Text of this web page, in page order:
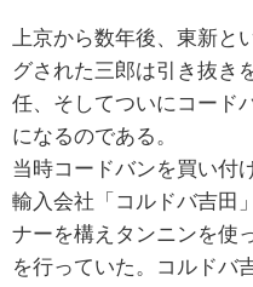
上京から数年後、東新と
グされた三郎は引き抜き
任、そしてついにコード
になるのである。
当時コードバンを買い付
輸入会社「コルドバ吉田
ナーを構えタンニンを使
を行っていた。コルドバ